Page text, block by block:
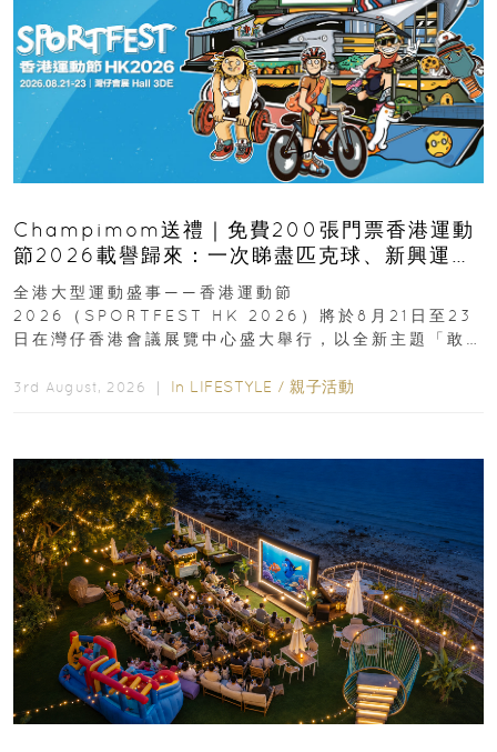
Champimom送禮｜免費200張門票香港運動
節2026載譽歸來：一次睇盡匹克球、新興運
動、街舞比賽＋逾百運動品牌展覽
全港大型運動盛事——香港運動節
2026（SPORTFEST HK 2026）將於8月21日至23
日在灣仔香港會議展覽中心盛大舉行，以全新主題「敢
3rd August, 2026 ｜ In LIFESTYLE / 親子活動